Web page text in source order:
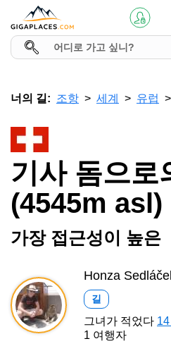
너의 길: 조항 세계 유럽
기사 돔으로
(4545m asl)
가장 접근성이 높은
Honza
길
그녀가 적었다
1 여행자